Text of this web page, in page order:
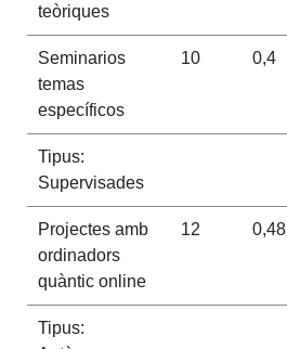
teòriques
Seminarios
temas
específicos
10 0,4
Tipus:
Supervisades
Projectes amb
ordinadors
quàntic online
12 0,48
Tipus: